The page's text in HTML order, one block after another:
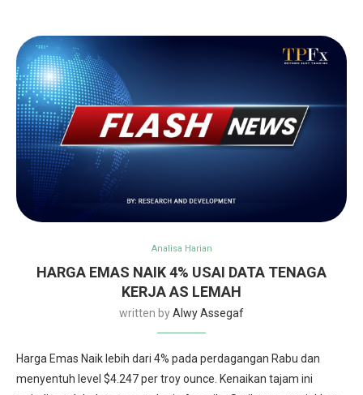
Analisa Harian
HARGA EMAS NAIK 4% USAI DATA TENAGA
KERJA AS LEMAH
written byAlwy Assegaf
Harga Emas Naik lebih dari 4% pada perdagangan Rabu dan
menyentuh level $4.247 per troy ounce. Kenaikan tajam ini